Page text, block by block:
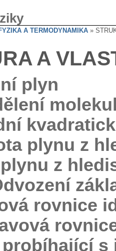
A TERMODYNAMIKA »
A
plyn
plynu z
z
rovnice
probíhající s